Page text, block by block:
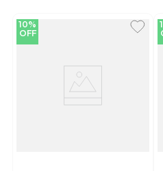
10%
OFF